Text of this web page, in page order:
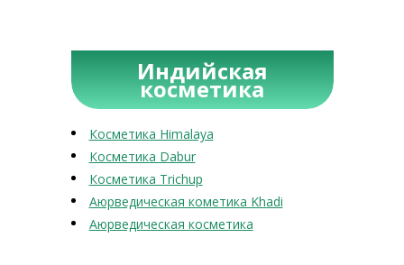
Индийская
косметика
Косметика Himalaya
Косметика Dabur
Косметика Trichup
Аюрведическая кометика Khadi
Аюрведическая косметика